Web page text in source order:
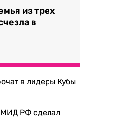
из трех
в
в лидеры Кубы
МИД РФ сделал